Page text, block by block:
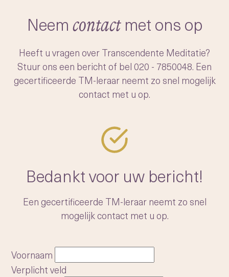
bewustzijn naar dit diepere, vredige niveau
van de geest.
Na het verfijnen en systematiseren van het
onderwijzen van TM, startte Maharishi een
beweging om de techniek wereldwijd
toegankelijk te maken. Hij trainde duizenden
leraren en richtte een non-profitstichting op
waarborgen voor toekomstige generaties.
Neemcontactmet ons op
Heeft u vragen over Transcendente Meditatie?
Stuur ons een bericht of bel020 - 7850048. Een
gecertificeerde TM-leraar neemt zo snel mogelijk
contact met u op.
Bedankt voor uw bericht!
Een gecertificeerde TM-leraar neemt zo snel
mogelijk contact met u op.
Voornaam
Verplicht veld